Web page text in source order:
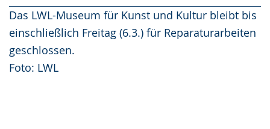
Das LWL-Museum für Kunst und Kultur bleibt bis
einschließlich Freitag (6.3.) für Reparaturarbeiten
geschlossen.
Foto: LWL